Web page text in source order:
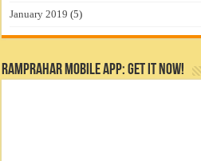
January 2019 (5)
RamPrahar Mobile App: Get it Now!